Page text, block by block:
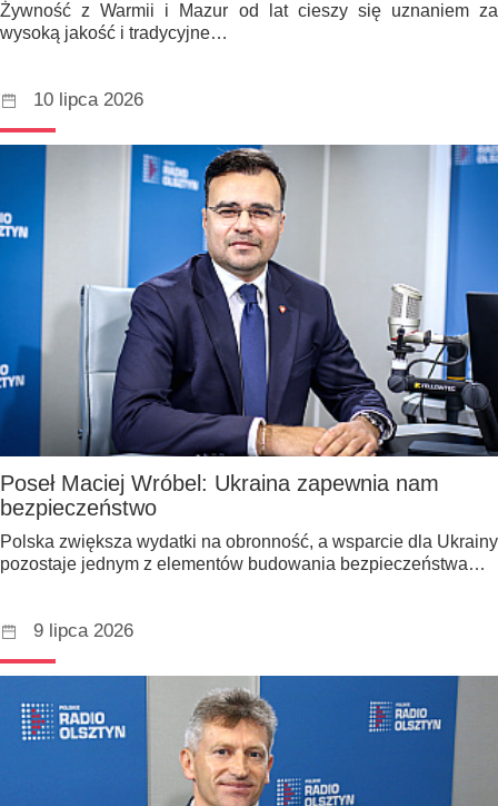
Żywność z Warmii i Mazur od lat cieszy się uznaniem za
wysoką jakość i tradycyjne…
10 lipca 2026
Poseł Maciej Wróbel: Ukraina zapewnia nam
bezpieczeństwo
Polska zwiększa wydatki na obronność, a wsparcie dla Ukrainy
pozostaje jednym z elementów budowania bezpieczeństwa…
9 lipca 2026